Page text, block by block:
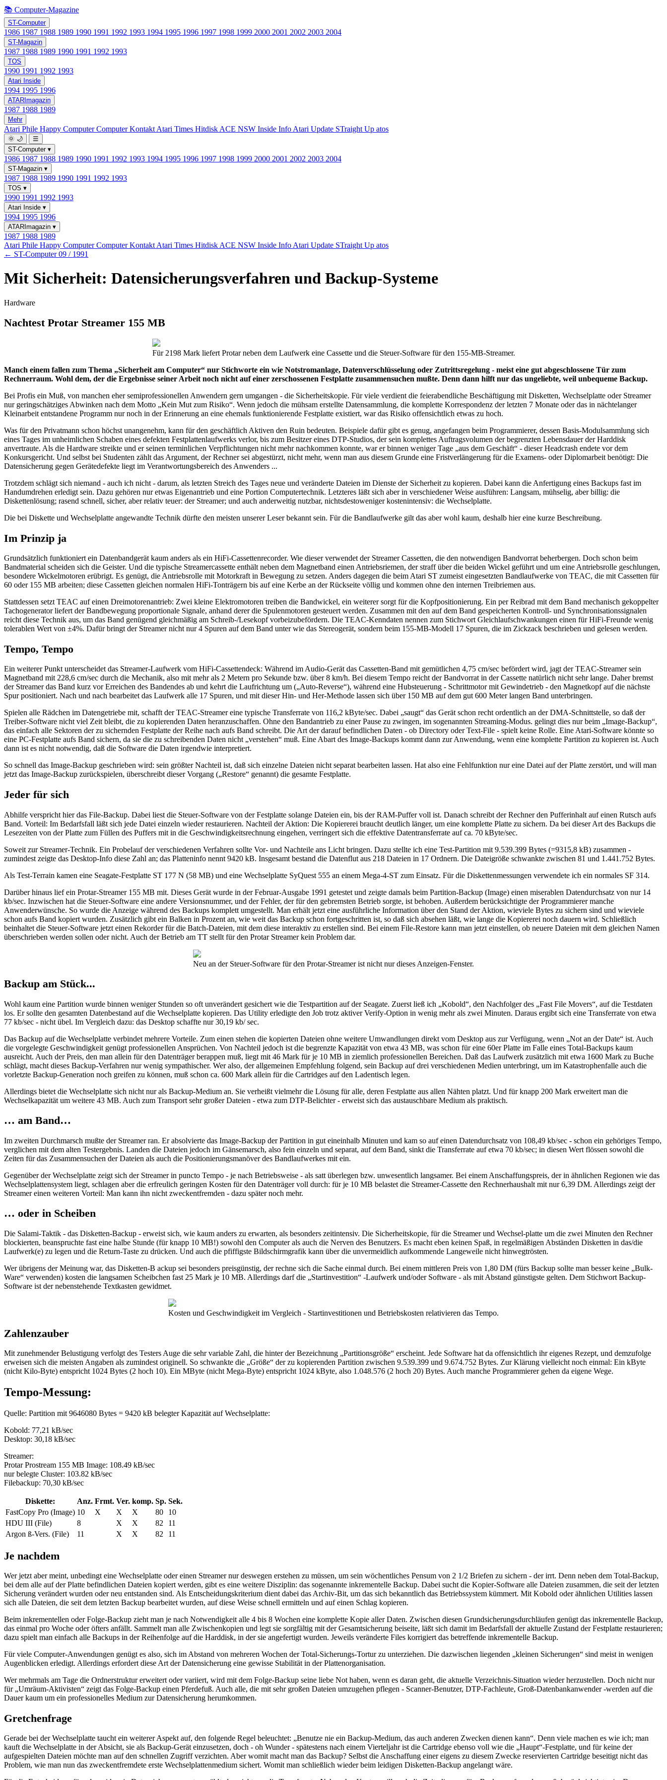
📚 Computer-Magazine
ST-Computer
1986 1987 1988 1989 1990 1991 1992 1993 1994 1995 1996 1997 1998 1999 2000 2001 2002 2003 2004
ST-Magazin
1987 1988 1989 1990 1991 1992 1993
TOS
1990 1991 1992 1993
Atari Inside
1994 1995 1996
ATARImagazin
1987 1988 1989
Mehr
Atari Phile Happy ComputerComputer Kontakt Atari Times Hitdisk ACE NSW Inside Info Atari Update STraight Up atos
🌞 🌙
☰
ST-Computer ▾
1986 1987 1988 1989 1990 1991 1992 1993 1994 1995 1996 1997 1998 1999 2000 2001 2002 2003 2004
ST-Magazin ▾
1987 1988 1989 1990 1991 1992 1993
TOS ▾
1990 1991 1992 1993
Atari Inside ▾
1994 1995 1996
ATARImagazin ▾
1987 1988 1989
Atari Phile Happy ComputerComputer Kontakt Atari Times Hitdisk ACE NSW Inside Info Atari Update STraight Up atos
← ST-Computer 09 / 1991
Mit Sicherheit: Datensicherungsverfahren und Backup-Systeme
Hardware
Nachtest Protar Streamer 155 MB
Für 2198 Mark liefert Protar neben dem Laufwerk eine Cassette und die Steuer-Software für den 155-MB-Streamer.
Manch einem fallen zum Thema „Sicherheit am Computer“ nur Stichworte ein wie Notstromanlage, Datenverschlüsselung oder Zutrittsregelung - meist eine gut abgeschlossene Tür zum
Rechnerraum. Wohl dem, der die Ergebnisse seiner Arbeit noch nicht auf einer zerschossenen Festplatte zusammensuchen mußte. Denn dann hilft nur das ungeliebte, weil unbequeme Backup.
Bei Profis ein Muß, von manchen eher semiprofessionellen Anwendern gern umgangen - die Sicherheitskopie. Für viele verdient die feierabendliche Beschäftigung mit Disketten, Wechselplatte oder Streamer
nur geringschätziges Abwinken nach dem Motto „Kein Mut zum Risiko“. Wenn jedoch die mühsam erstellte Datensammlung, die komplette Korrespondenz der letzten 7 Monate oder das in nächtelanger
Kleinarbeit entstandene Programm nur noch in der Erinnerung an eine ehemals funktionierende Festplatte existiert, war das Risiko offensichtlich etwas zu hoch.
Was für den Privatmann schon höchst unangenehm, kann für den geschäftlich Aktiven den Ruin bedeuten. Beispiele dafür gibt es genug, angefangen beim Programmierer, dessen Basis-Modulsammlung sich
eines Tages im unheimlichen Schaben eines defekten Festplattenlaufwerks verlor, bis zum Besitzer eines DTP-Studios, der sein komplettes Auftragsvolumen der begrenzten Lebensdauer der Harddisk
anvertraute. Als die Hardware streikte und er seinen terminlichen Verpflichtungen nicht mehr nachkommen konnte, war er binnen weniger Tage „aus dem Geschäft“ - dieser Headcrash endete vor dem
Konkursgericht. Und selbst bei Studenten zählt das Argument, der Rechner sei abgestürzt, nicht mehr, wenn man aus diesem Grunde eine Fristverlängerung für die Examens- oder Diplomarbeit benötigt: Die
Datensicherung gegen Gerätedefekte liegt im Verantwortungsbereich des Anwenders ...
Trotzdem schlägt sich niemand - auch ich nicht - darum, als letzten Streich des Tages neue und veränderte Dateien im Dienste der Sicherheit zu kopieren. Dabei kann die Anfertigung eines Backups fast im
Handumdrehen erledigt sein. Dazu gehören nur etwas Eigenantrieb und eine Portion Computertechnik. Letzteres läßt sich aber in verschiedener Weise ausführen: Langsam, mühselig, aber billig: die
Diskettenlösung; rasend schnell, sicher, aber relativ teuer: der Streamer; und auch anderweitig nutzbar, nichtsdestoweniger kostenintensiv: die Wechselplatte.
Die bei Diskette und Wechselplatte angewandte Technik dürfte den meisten unserer Leser bekannt sein. Für die Bandlaufwerke gilt das aber wohl kaum, deshalb hier eine kurze Beschreibung.
Im Prinzip ja
Grundsätzlich funktioniert ein Datenbandgerät kaum anders als ein HiFi-Cassettenrecorder. Wie dieser verwendet der Streamer Cassetten, die den notwendigen Bandvorrat beherbergen. Doch schon beim
Bandmaterial scheiden sich die Geister. Und die typische Streamercassette enthält neben dem Magnetband einen Antriebsriemen, der straff über die beiden Wickel geführt und um eine Antriebsrolle geschlungen,
besondere Wickelmotoren erübrigt. Es genügt, die Antriebsrolle mit Motorkraft in Bewegung zu setzen. Anders dagegen die beim Atari ST zumeist eingesetzten Bandlaufwerke von TEAC, die mit Cassetten für
60 oder 155 MB arbeiten; diese Cassetten gleichen normalen HiFi-Tonträgern bis auf eine Kerbe an der Rückseite völlig und kommen ohne den internen Treibriemen aus.
Stattdessen setzt TEAC auf einen Dreimotorenantrieb: Zwei kleine Elektromotoren treiben die Bandwickel, ein weiterer sorgt für die Kopfpositionierung. Ein per Reibrad mit dem Band mechanisch gekoppelter
Tachogenerator liefert der Bandbewegung proportionale Signale, anhand derer die Spulenmotoren gesteuert werden. Zusammen mit den auf dem Band gespeicherten Kontroll- und Synchronisationssignalen
reicht diese Technik aus, um das Band genügend gleichmäßig am Schreib-/Lesekopf vorbeizubefördern. Die TEAC-Kenndaten nennen zum Stichwort Gleichlaufschwankungen einen für HiFi-Freunde wenig
tolerablen Wert von ±4%. Dafür bringt der Streamer nicht nur 4 Spuren auf dem Band unter wie das Stereogerät, sondern beim 155-MB-Modell 17 Spuren, die im Zickzack beschrieben und gelesen werden.
Tempo, Tempo
Ein weiterer Punkt unterscheidet das Streamer-Laufwerk vom HiFi-Cassettendeck: Während im Audio-Gerät das Cassetten-Band mit gemütlichen 4,75 cm/sec befördert wird, jagt der TEAC-Streamer sein
Magnetband mit 228,6 cm/sec durch die Mechanik, also mit mehr als 2 Metern pro Sekunde bzw. über 8 km/h. Bei diesem Tempo reicht der Bandvorrat in der Cassette natürlich nicht sehr lange. Daher bremst
der Streamer das Band kurz vor Erreichen des Bandendes ab und kehrt die Laufrichtung um („Auto-Reverse“), während eine Hubsteuerung - Schrittmotor mit Gewindetrieb - den Magnetkopf auf die nächste
Spur positioniert. Nach und nach bearbeitet das Laufwerk alle 17 Spuren, und mit dieser Hin- und Her-Methode lassen sich über 150 MB auf dem gut 600 Meter langen Band unterbringen.
Spielen alle Rädchen im Datengetriebe mit, schafft der TEAC-Streamer eine typische Transferrate von 116,2 kByte/sec. Dabei „saugt“ das Gerät schon recht ordentlich an der DMA-Schnittstelle, so daß der
Treiber-Software nicht viel Zeit bleibt, die zu kopierenden Daten heranzuschaffen. Ohne den Bandantrieb zu einer Pause zu zwingen, im sogenannten Streaming-Modus. gelingt dies nur beim „Image-Backup“,
das einfach alle Sektoren der zu sichernden Festplatte der Reihe nach aufs Band schreibt. Die Art der darauf befindlichen Daten - ob Directory oder Text-File - spielt keine Rolle. Eine Atari-Software könnte so
eine PC-Festplatte aufs Band sichern, da sie die zu schreibenden Daten nicht „verstehen“ muß. Eine Abart des Image-Backups kommt dann zur Anwendung, wenn eine komplette Partition zu kopieren ist. Auch
dann ist es nicht notwendig, daß die Software die Daten irgendwie interpretiert.
So schnell das Image-Backup geschrieben wird: sein größter Nachteil ist, daß sich einzelne Dateien nicht separat bearbeiten lassen. Hat also eine Fehlfunktion nur eine Datei auf der Platte zerstört, und will man
jetzt das Image-Backup zurückspielen, überschreibt dieser Vorgang („Restore“ genannt) die gesamte Festplatte.
Jeder für sich
Abhilfe verspricht hier das File-Backup. Dabei liest die Steuer-Software von der Festplatte solange Dateien ein, bis der RAM-Puffer voll ist. Danach schreibt der Rechner den Pufferinhalt auf einen Rutsch aufs
Band. Vorteil: Im Bedarfsfall läßt sich jede Datei einzeln wieder restaurieren. Nachteil der Aktion: Die Kopiererei braucht deutlich länger, um eine komplette Platte zu sichern. Da bei dieser Art des Backups die
Lesezeiten von der Platte zum Füllen des Puffers mit in die Geschwindigkeitsrechnung eingehen, verringert sich die effektive Datentransferrate auf ca. 70 kByte/sec.
Soweit zur Streamer-Technik. Ein Probelauf der verschiedenen Verfahren sollte Vor- und Nachteile ans Licht bringen. Dazu stellte ich eine Test-Partition mit 9.539.399 Bytes (=9315,8 kB) zusammen -
zumindest zeigte das Desktop-Info diese Zahl an; das Platteninfo nennt 9420 kB. Insgesamt bestand die Datenflut aus 218 Dateien in 17 Ordnern. Die Dateigröße schwankte zwischen 81 und 1.441.752 Bytes.
Als Test-Terrain kamen eine Seagate-Festplatte ST 177 N (58 MB) und eine Wechselplatte SyQuest 555 an einem Mega-4-ST zum Einsatz. Für die Diskettenmessungen verwendete ich ein normales SF 314.
Darüber hinaus lief ein Protar-Streamer 155 MB mit. Dieses Gerät wurde in der Februar-Ausgabe 1991 getestet und zeigte damals beim Partition-Backup (Image) einen miserablen Datendurchsatz von nur 14
kb/sec. Inzwischen hat die Steuer-Software eine andere Versionsnummer, und der Fehler, der für den gebremsten Betrieb sorgte, ist behoben. Außerdem berücksichtigte der Programmierer manche
Anwenderwünsche. So wurde die Anzeige während des Backups komplett umgestellt. Man erhält jetzt eine ausführliche Information über den Stand der Aktion, wieviele Bytes zu sichern sind und wieviele
schon aufs Band kopiert wurden. Zusätzlich gibt ein Balken in Prozent an, wie weit das Backup schon fortgeschritten ist, so daß sich absehen läßt, wie lange die Kopiererei noch dauern wird. Schließlich
beinhaltet die Steuer-Software jetzt einen Rekorder für die Batch-Dateien, mit dem diese interaktiv zu erstellen sind. Bei einem File-Restore kann man jetzt einstellen, ob neuere Dateien mit dem gleichen Namen
überschrieben werden sollen oder nicht. Auch der Betrieb am TT stellt für den Protar Streamer kein Problem dar.
Neu an der Steuer-Software für den Protar-Streamer ist nicht nur dieses Anzeigen-Fenster.
Backup am Stück...
Wohl kaum eine Partition wurde binnen weniger Stunden so oft unverändert gesichert wie die Testpartition auf der Seagate. Zuerst ließ ich „Kobold“, den Nachfolger des „Fast File Movers“, auf die Testdaten
los. Er sollte den gesamten Datenbestand auf die Wechselplatte kopieren. Das Utility erledigte den Job trotz aktiver Verify-Option in wenig mehr als zwei Minuten. Daraus ergibt sich eine Transferrate von etwa
77 kb/sec - nicht übel. Im Vergleich dazu: das Desktop schaffte nur 30,19 kb/ sec.
Das Backup auf die Wechselplatte verbindet mehrere Vorteile. Zum einen stehen die kopierten Dateien ohne weitere Umwandlungen direkt vom Desktop aus zur Verfügung, wenn „Not an der Date“ ist. Auch
die vorgelegte Geschwindigkeit genügt professionellen Ansprüchen. Von Nachteil jedoch ist die begrenzte Kapazität von etwa 43 MB, was schon für eine 60er Platte im Falle eines Total-Backups kaum
ausreicht. Auch der Preis, den man allein für den Datenträger berappen muß, liegt mit 46 Mark für je 10 MB in ziemlich professionellen Bereichen. Daß das Laufwerk zusätzlich mit etwa 1600 Mark zu Buche
schlägt, macht dieses Backup-Verfahren nur wenig sympathischer. Wer also, der allgemeinen Empfehlung folgend, sein Backup auf drei verschiedenen Medien unterbringt, um im Katastrophenfalle auch die
vorletzte Backup-Generation noch greifen zu können, muß schon ca. 600 Mark allein für die Cartridges auf den Ladentisch legen.
Allerdings bietet die Wechselplatte sich nicht nur als Backup-Medium an. Sie verheißt vielmehr die Lösung für alle, deren Festplatte aus allen Nähten platzt. Und für knapp 200 Mark erweitert man die
Wechselkapazität um weitere 43 MB. Auch zum Transport sehr großer Dateien - etwa zum DTP-Belichter - erweist sich das austauschbare Medium als praktisch.
… am Band…
Im zweiten Durchmarsch mußte der Streamer ran. Er absolvierte das Image-Backup der Partition in gut eineinhalb Minuten und kam so auf einen Datendurchsatz von 108,49 kb/sec - schon ein gehöriges Tempo,
verglichen mit dem alten Testergebnis. Landen die Dateien jedoch im Gänsemarsch, also fein einzeln und separat, auf dem Band, sinkt die Transferrate auf etwa 70 kb/sec; in diesen Wert flössen sowohl die
Zeiten für das Zusammensuchen der Dateien als auch die Positionierungsmanöver des Bandlaufwerkes mit ein.
Gegenüber der Wechselplatte zeigt sich der Streamer in puncto Tempo - je nach Betriebsweise - als satt überlegen bzw. unwesentlich langsamer. Bei einem Anschaffungspreis, der in ähnlichen Regionen wie das
Wechselplattensystem liegt, schlagen aber die erfreulich geringen Kosten für den Datenträger voll durch: für je 10 MB belastet die Streamer-Cassette den Rechnerhaushalt mit nur 6,39 DM. Allerdings zeigt der
Streamer einen weiteren Vorteil: Man kann ihn nicht zweckentfremden - dazu später noch mehr.
… oder in Scheiben
Die Salami-Taktik - das Disketten-Backup - erweist sich, wie kaum anders zu erwarten, als besonders zeitintensiv. Die Sicherheitskopie, für die Streamer und Wechsel-platte um die zwei Minuten den Rechner
blockierten, beanspruchte fast eine halbe Stunde (für knapp 10 MB!) sowohl den Computer als auch die Nerven des Benutzers. Es macht eben keinen Spaß, in regelmäßigen Abständen Disketten in das/die
Laufwerk(e) zu legen und die Return-Taste zu drücken. Und auch die pfiffigste Bildschirmgrafik kann über die unvermeidlich aufkommende Langeweile nicht hinwegtrösten.
Wer übrigens der Meinung war, das Disketten-B ackup sei besonders preisgünstig, der rechne sich die Sache einmal durch. Bei einem mittleren Preis von 1,80 DM (fürs Backup sollte man besser keine „Bulk-
Ware“ verwenden) kosten die langsamen Scheibchen fast 25 Mark je 10 MB. Allerdings darf die „Startinvestition“ -Laufwerk und/oder Software - als mit Abstand günstigste gelten. Dem Stichwort Backup-
Software ist der nebenstehende Textkasten gewidmet.
Kosten und Geschwindigkeit im Vergleich - Startinvestitionen und Betriebskosten relativieren das Tempo.
Zahlenzauber
Mit zunehmender Belustigung verfolgt des Testers Auge die sehr variable Zahl, die hinter der Bezeichnung „Partitionsgröße“ erscheint. Jede Software hat da offensichtlich ihr eigenes Rezept, und demzufolge
erweisen sich die meisten Angaben als zumindest originell. So schwankte die „Größe“ der zu kopierenden Partition zwischen 9.539.399 und 9.674.752 Bytes. Zur Klärung vielleicht noch einmal: Ein kByte
(nicht Kilo-Byte) entspricht 1024 Bytes (2 hoch 10). Ein MByte (nicht Mega-Byte) entspricht 1024 kByte, also 1.048.576 (2 hoch 20) Bytes. Auch manche Programmierer gehen da eigene Wege.
Tempo-Messung:
Quelle: Partition mit 9646080 Bytes = 9420 kB belegter Kapazität auf Wechselplatte:
Kobold: 77,21 kB/sec
Desktop: 30,18 kB/sec
Streamer:
Protar Prostream 155 MB Image: 108.49 kB/sec
nur belegte Cluster: 103.82 kB/sec
Filebackup: 70,30 kB/sec
Diskette: Anz. Frmt. Ver. komp. Sp. Sek.
FastCopy Pro (Image) 10 X X X 80
10
HDU III (File)
8 X X 82
11
Argon ß-Vers. (File)
11 X X 82 11
Je nachdem
Wer jetzt aber meint, unbedingt eine Wechselplatte oder einen Streamer nur deswegen erstehen zu müssen, um sein wöchentliches Pensum von 2 1/2 Briefen zu sichern - der irrt. Denn neben dem Total-Backup,
bei dem alle auf der Platte befindlichen Dateien kopiert werden, gibt es eine weitere Disziplin: das sogenannte inkrementelle Backup. Dabei sucht die Kopier-Software alle Dateien zusammen, die seit der letzten
Sicherung verändert wurden oder neu entstanden sind. Als Entscheidungskriterium dient dabei das Archiv-Bit, um das sich bekanntlich das Betriebssystem kümmert. Mit Kobold oder ähnlichen Utilities lassen
sich alle Dateien, die seit dem letzten Backup bearbeitet wurden, auf diese Weise schnell ermitteln und auf einen Schlag kopieren.
Beim inkrementellen oder Folge-Backup zieht man je nach Notwendigkeit alle 4 bis 8 Wochen eine komplette Kopie aller Daten. Zwischen diesen Grundsicherungsdurchläufen genügt das inkrementelle Backup,
das einmal pro Woche oder öfters anfällt. Sammelt man alle Zwischenkopien und legt sie sorgfältig mit der Gesamtsicherung beiseite, läßt sich damit im Bedarfsfall der aktuelle Zustand der Festplatte restaurieren;
dazu spielt man einfach alle Backups in der Reihenfolge auf die Harddisk, in der sie angefertigt wurden. Jeweils veränderte Files korrigiert das betreffende inkrementelle Backup.
Für viele Computer-Anwendungen genügt es also, sich im Abstand von mehreren Wochen der Total-Sicherungs-Tortur zu unterziehen. Die dazwischen liegenden „kleinen Sicherungen“ sind meist in wenigen
Augenblicken erledigt. Allerdings erfordert diese Art der Datensicherung eine gewisse Stabilität in der Plattenorganisation.
Wer mehrmals am Tage die Ordnerstruktur erweitert oder variiert, wird mit dem Folge-Backup seine liebe Not haben, wenn es daran geht, die aktuelle Verzeichnis-Situation wieder herzustellen. Doch nicht nur
für „Umräum-Aktivisten“ zeigt das Folge-Backup einen Pferdefuß. Auch alle, die mit sehr großen Dateien umzugehen pflegen - Scanner-Benutzer, DTP-Fachleute, Groß-Datenbankanwender -werden auf die
Dauer kaum um ein professionelles Medium zur Datensicherung herumkommen.
Gretchenfrage
Gerade bei der Wechselplatte taucht ein weiterer Aspekt auf, den folgende Regel beleuchtet: „Benutze nie ein Backup-Medium, das auch anderen Zwecken dienen kann“. Denn viele machen es wie ich; man
kauft die Wechselplatte in der Absicht, sie als Backup-Gerät einzusetzen, doch - oh Wunder - spätestens nach einem Vierteljahr ist die Cartridge ebenso voll wie die „Haupt“-Festplatte, und für keine der
aufgespielten Dateien möchte man auf den schnellen Zugriff verzichten. Aber womit macht man das Backup? Selbst die Anschaffung einer eigens zu diesem Zwecke reservierten Cartridge beseitigt nicht das
Problem, wie man nun das zweckentfremdete erste Wechselplattenmedium sichert. Womit man schließlich wieder beim leidigen Disketten-Backup angelangt wäre.